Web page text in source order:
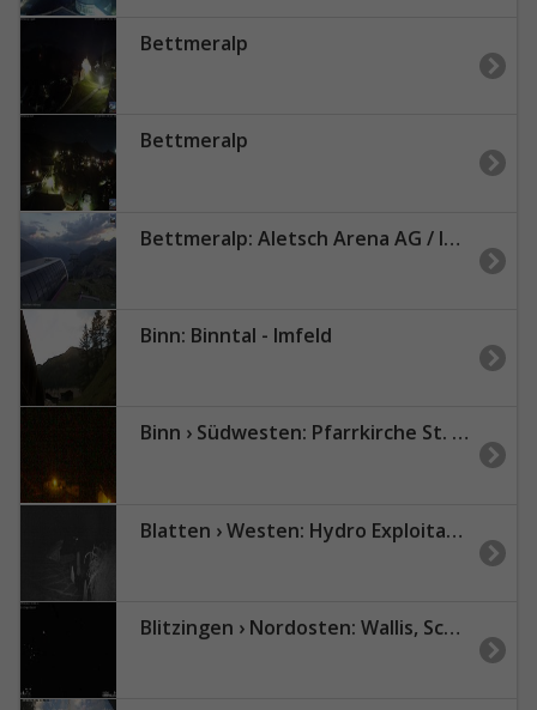
Bettmeralp
Bettmeralp
Bettmeralp: Aletsch Arena AG / Infocenter Riederalp
Binn: Binntal - Imfeld
Binn › Südwesten: Pfarrkirche St. Michael, Binn
Blatten › Westen: Hydro Exploitation Zmutt Zermatt
Blitzingen › Nordosten: Wallis, Schweiz